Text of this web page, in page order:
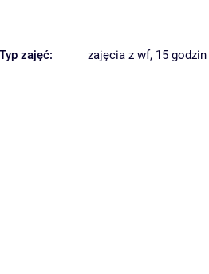
Typ zajęć: zajęcia z wf, 15 godzin